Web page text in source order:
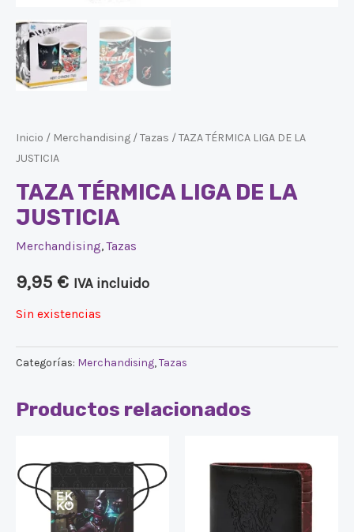
Inicio / Merchandising /Tazas / TAZA TÉRMICA LIGA DE LA
JUSTICIA
TAZA TÉRMICA LIGA DE LA
JUSTICIA
Merchandising,Tazas
9,95 € IVA incluido
Sin existencias
Categorías: Merchandising,Tazas
Productos relacionados